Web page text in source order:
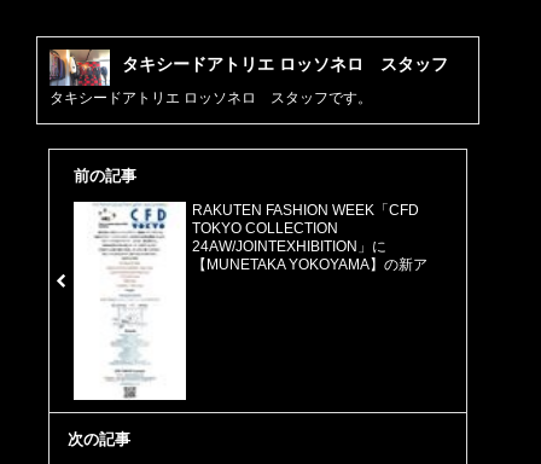
タキシードアトリエ ロッソネロ スタッフ
タキシードアトリエ ロッソネロ スタッフです。
前の記事
RAKUTEN FASHION WEEK「CFD
TOKYO COLLECTION
24AW/JOINTEXHIBITION」に
【MUNETAKA YOKOYAMA】の新ア
次の記事